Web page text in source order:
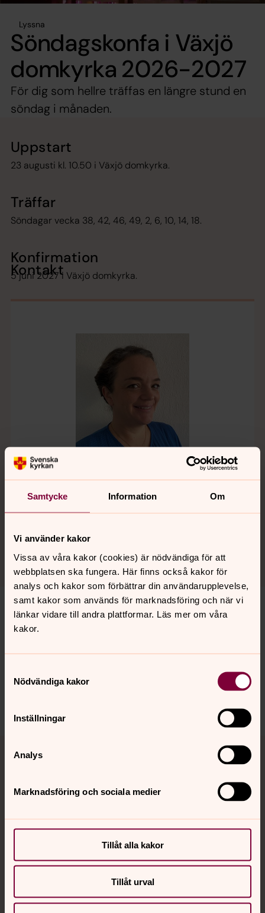
Samtycke Information Om
Vi använder kakor
Vissa av våra kakor (cookies) är nödvändiga för att
webbplatsen ska fungera. Här finns också kakor för
analys och kakor som förbättrar din användarupplevelse,
samt kakor som används för marknadsföring och när vi
länkar vidare till andra plattformar. Läs mer om våra
kakor.
Nödvändiga kakor
Inställningar
Analys
Marknadsföring och sociala medier
Tillåt alla kakor
Tillåt urval
Lyssna
Söndagskonfa i Växjö
domkyrka 2026-2027
För dig som hellre träffas en längre stund en
söndag i månaden.
Uppstart
23 augusti kl. 10.50 i Växjö domkyrka.
Träffar
Söndagar vecka 38, 42, 46, 49, 2, 6, 10, 14, 18.
Konfirmation
5 juni 2027 i Växjö domkyrka.
Kontakt
Pedagog
E-post:susanna.nilsson2@svenskakyrkan.se
vaxjo.pastorat@svenskakyrkan.se